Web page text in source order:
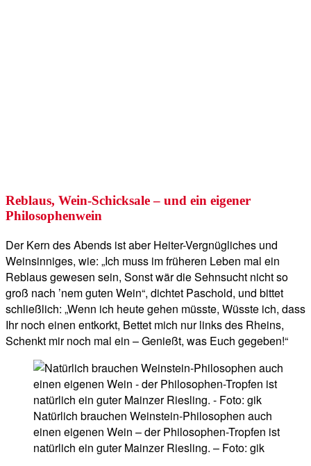
Reblaus, Wein-Schicksale – und ein eigener
Philosophenwein
Der Kern des Abends ist aber Heiter-Vergnügliches und
Weinsinniges, wie: „Ich muss im früheren Leben mal ein
Reblaus gewesen sein, Sonst wär die Sehnsucht nicht so
groß nach ’nem guten Wein“, dichtet Paschold, und bittet
schließlich: „Wenn ich heute gehen müsste, Wüsste ich, dass
Ihr noch einen entkorkt, Bettet mich nur links des Rheins,
Schenkt mir noch mal ein – Genießt, was Euch gegeben!“
Natürlich brauchen Weinstein-Philosophen auch
einen eigenen Wein – der Philosophen-Tropfen ist
natürlich ein guter Mainzer Riesling. – Foto: gik